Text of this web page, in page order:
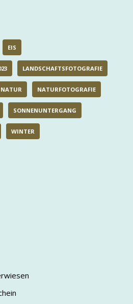
EIS
LANDSCHAFTSFOTOGRAFIE
NATUR NATURFOTOGRAFIE
SONNENUNTERGANG
WINTER